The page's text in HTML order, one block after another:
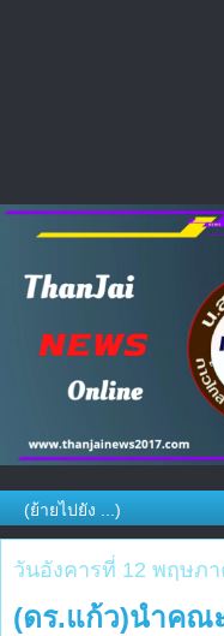
วันอังคารที่ 12 พฤษภ
(ดร.แก้ว)นำคณ